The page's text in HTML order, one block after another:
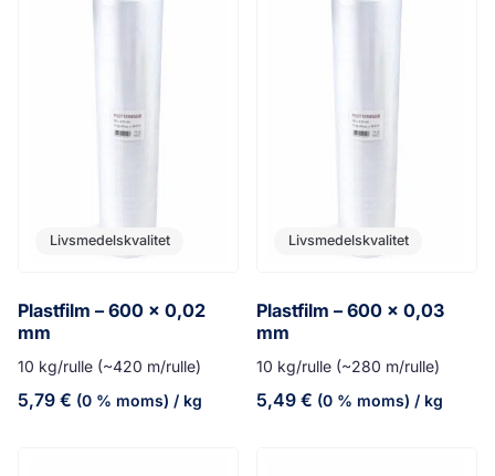
Livsmedelskvalitet
Plastfilm – 600 x 0,02
mm
10 kg/rulle (~420 m/rulle)
5,79 € (0 % moms) / kg
Livsmedelskvalitet
Plastfilm – 600 x 0,03
mm
10 kg/rulle (~280 m/rulle)
5,49 € (0 % moms) / kg